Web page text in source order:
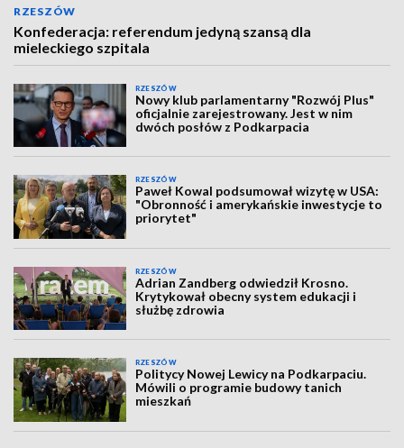
RZESZÓW
Konfederacja: referendum jedyną szansą dla
mieleckiego szpitala
RZESZÓW
Nowy klub parlamentarny "Rozwój Plus"
oficjalnie zarejestrowany. Jest w nim
dwóch posłów z Podkarpacia
RZESZÓW
Paweł Kowal podsumował wizytę w USA:
"Obronność i amerykańskie inwestycje to
priorytet"
RZESZÓW
Adrian Zandberg odwiedził Krosno.
Krytykował obecny system edukacji i
służbę zdrowia
RZESZÓW
Politycy Nowej Lewicy na Podkarpaciu.
Mówili o programie budowy tanich
mieszkań